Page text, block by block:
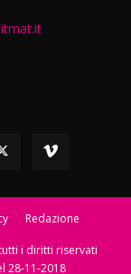
Redazione
i diritti riservati
28-11-2018